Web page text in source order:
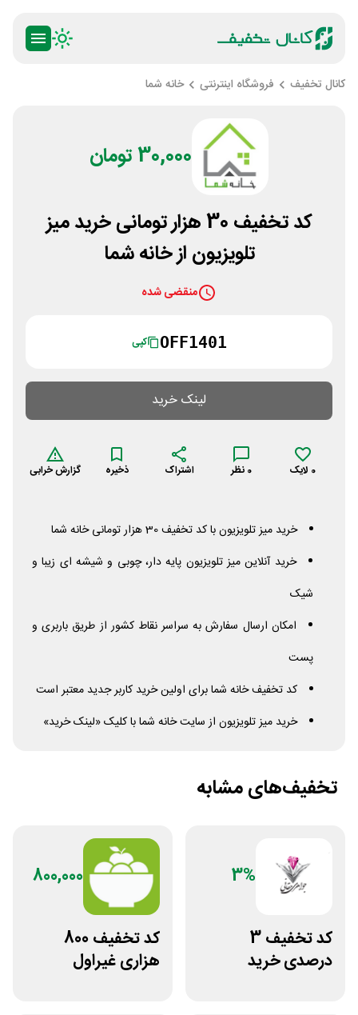
کانال تخفیف فروشگاه اینترنتی خانه شما
30,000 تومان
کد تخفیف 30 هزار تومانی خرید میز
تلویزیون از خانه شما
منقضی شده
OFF1401 کپی
لینک خرید
0 لایک 0 نظر اشتراک ذخیره گزارش خرابی
خرید میز تلویزیون با کد تخفیف 30 هزار تومانی خانه شما
خرید آنلاین میز تلویزیون پایه دار، چوبی و شیشه ای زیبا و
شیک
امکان ارسال سفارش به سراسر نقاط کشور از طریق باربری و
پست
کد تخفیف خانه شما برای اولین خرید کاربر جدید معتبر است
خرید میز تلویزیون از سایت خانه شما با کلیک «لینک خرید»
تخفیف‌های مشابه
3%
کد تخفیف 3
درصدی خرید
800,000
کد تخفیف 800
هزاری غیراول